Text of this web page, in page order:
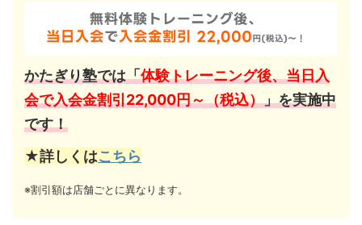
かたぎり塾では「体験トレーニング後、当日入
会で入会金割引22,000円～（税込）」を実施中
です！
★詳しくはこちら
※割引額は店舗ごとに異なります。